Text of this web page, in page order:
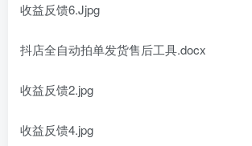
收益反馈6.Jjpg
抖店全自动拍单发货售后工具.docx
收益反馈2.jpg
收益反馈4.jpg